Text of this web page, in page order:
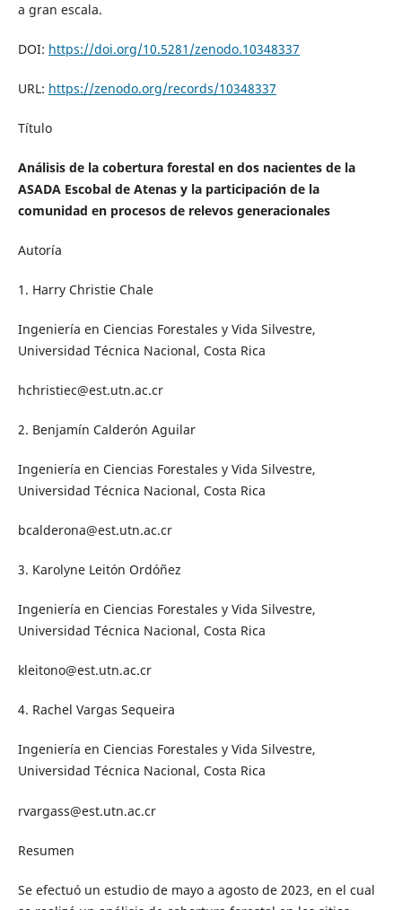
a gran escala.
DOI: https://doi.org/10.5281/zenodo.10348337
URL: https://zenodo.org/records/10348337
Título
Análisis de la cobertura forestal en dos nacientes de la
ASADA Escobal de Atenas y la participación de la
comunidad en procesos de relevos generacionales
Autoría
1. Harry Christie Chale
Ingeniería en Ciencias Forestales y Vida Silvestre,
Universidad Técnica Nacional, Costa Rica
hchristiec@est.utn.ac.cr
2. Benjamín Calderón Aguilar
Ingeniería en Ciencias Forestales y Vida Silvestre,
Universidad Técnica Nacional, Costa Rica
bcalderona@est.utn.ac.cr
3. Karolyne Leitón Ordóñez
Ingeniería en Ciencias Forestales y Vida Silvestre,
Universidad Técnica Nacional, Costa Rica
kleitono@est.utn.ac.cr
4. Rachel Vargas Sequeira
Ingeniería en Ciencias Forestales y Vida Silvestre,
Universidad Técnica Nacional, Costa Rica
rvargass@est.utn.ac.cr
Resumen
Se efectuó un estudio de mayo a agosto de 2023, en el cual